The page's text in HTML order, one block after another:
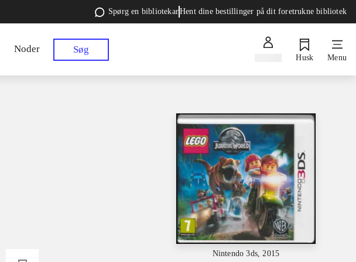
Spørg en bibliotekarHent dine bestillinger på dit foretrukne bibliotek
Noder Søg
Husk Menu
Nintendo 3ds, 2015